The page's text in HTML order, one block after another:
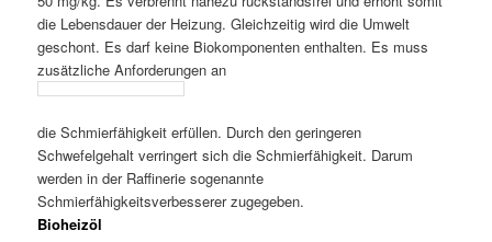
die Lebensdauer der Heizung. Gleichzeitig wird die Umwelt
geschont. Es darf keine Biokomponenten enthalten. Es muss
zusätzliche Anforderungen an
die Schmierfähigkeit erfüllen. Durch den geringeren
Schwefelgehalt verringert sich die Schmierfähigkeit. Darum
werden in der Raffinerie sogenannte
Schmierfähigkeitsverbesserer zugegeben.
Bioheizöl